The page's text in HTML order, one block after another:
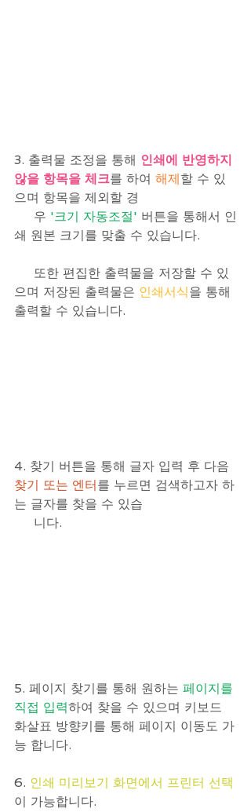
3. 출력물 조정을 통해 인쇄에 반영하지
않을 항목을 체크를 하여 해제 할 수 있
으며 항목을 제외할 경
     우
'크기 자동조절' 버튼을 통해서 인
쇄 원본 크기를 맞출 수 있습니다.
으며 저장된 출력물은 인쇄서식을 통해
출력할 수 있습니다.
4. 찾기 버튼을 통해 글자 입력 후 다음
찾기 또는 엔터를 누르면 검색하고자 하
는 글자를 찾을 수 있습
     니다.
5. 페이지 찾기를 통해 원하는 페이지를
직접 입력하여 찾을 수 있으며 키보드
화살표 방향키를 통해 페이지 이동도 가
능 합니다.
6. 인쇄 미리보기 화면에서 프린터 선택
이 가능합니다.